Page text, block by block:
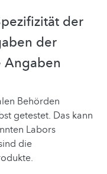
der
der
Angaben
Behörden
getestet. Das kann
Labors
die